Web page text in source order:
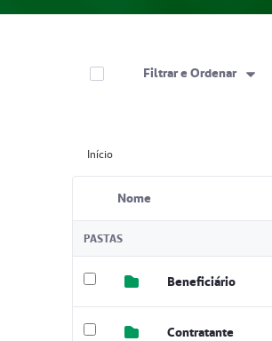
Selecione ItensFiltrar e Ordenar
Início
Item selecionado
Nome
PASTAS
Beneficiário
Contratante